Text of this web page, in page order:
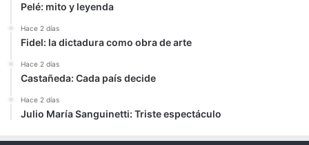
Pelé: mito y leyenda
Hace 2 días
Fidel: la dictadura como obra de arte
Hace 2 días
Castañeda: Cada país decide
Hace 2 días
Julio María Sanguinetti: Triste espectáculo